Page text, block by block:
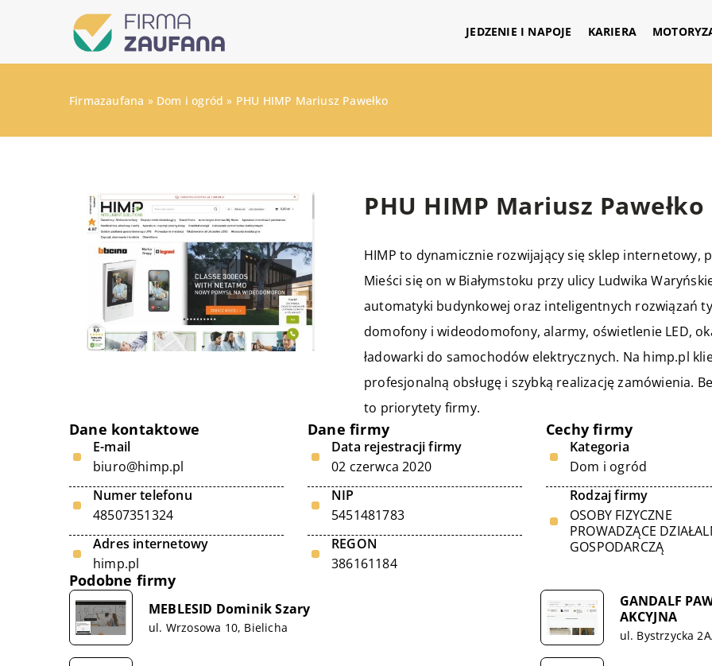
JEDZENIE I NAPOJE KARIERA
Firmazaufana » Dom i ogród » PHU HIMP Mariusz Pawełko
PHU HIMP Mariusz Pawełko
HIMP to dynamicznie rozwijający się sklep internetowy,
Mieści się on w Białymstoku przy ulicy Ludwika
automatyki budynkowej oraz inteligentnych rozwiązań
domofony i wideodomofony, alarmy, oświetlenie LED,
ładowarki do samochodów elektrycznych. Na himp.pl
profesjonalną obsługę i szybką realizację zamówienia.
to priorytety firmy.
Dane kontaktowe
E-mail
biuro@himp.pl
Numer telefonu
48507351324
Adres internetowy
himp.pl
Dane firmy
Data rejestracji firmy
02 czerwca 2020
NIP
5451481783
REGON
386161184
Cechy firmy
Kategoria
Dom i ogród
Rodzaj firmy
OSOBY FIZYCZNE
PROWADZĄCE
GOSPODARCZĄ
Podobne firmy
MEBLESID Dominik Szary
ul. Wrzosowa 10, Bielicha
GANDALF
AKCYJNA
ul. Bystrzycka